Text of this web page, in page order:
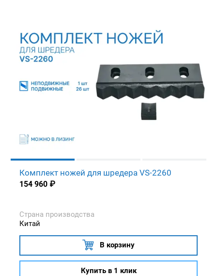
Комплект ножей для шредера VS-2260
154 960 ₽
Страна производства
Китай
В корзину
Купить в 1 клик